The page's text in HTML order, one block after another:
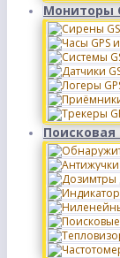
Мониторы
Поисковая